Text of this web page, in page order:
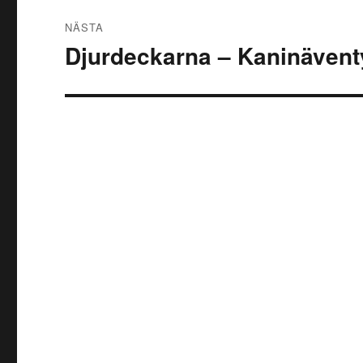
NÄSTA
Nästa
inlägg:
Djurdeckarna –